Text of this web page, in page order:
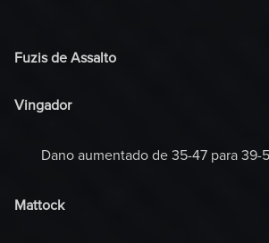
Fuzis de Assalto
Vingador
Dano aumentado de 35-47 para 39-
Mattock